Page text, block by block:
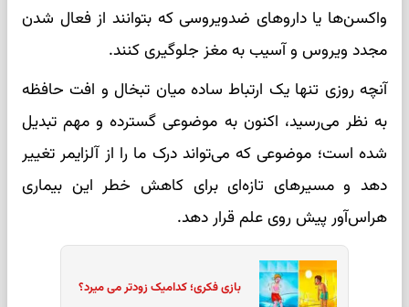
واکسن‌ها یا داروهای ضدویروسی که بتوانند از فعال شدن
مجدد ویروس و آسیب به مغز جلوگیری کنند.
آنچه روزی تنها یک ارتباط ساده میان تبخال و افت حافظه
به نظر می‌رسید، اکنون به موضوعی گسترده و مهم تبدیل
شده است؛ موضوعی که می‌تواند درک ما را از آلزایمر تغییر
دهد و مسیرهای تازه‌ای برای کاهش خطر این بیماری
هراس‌آور پیش روی علم قرار دهد.
بازی فکری؛ کدامیک زودتر می میرد؟